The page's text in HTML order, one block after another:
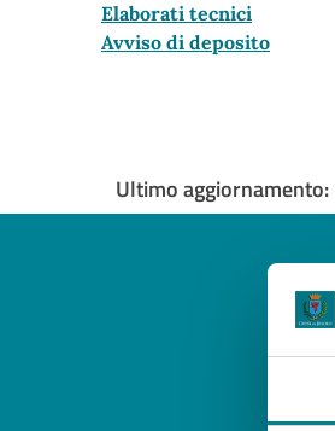
Elaborati tecnici
Avviso di deposito
Ultimo aggiornamento: